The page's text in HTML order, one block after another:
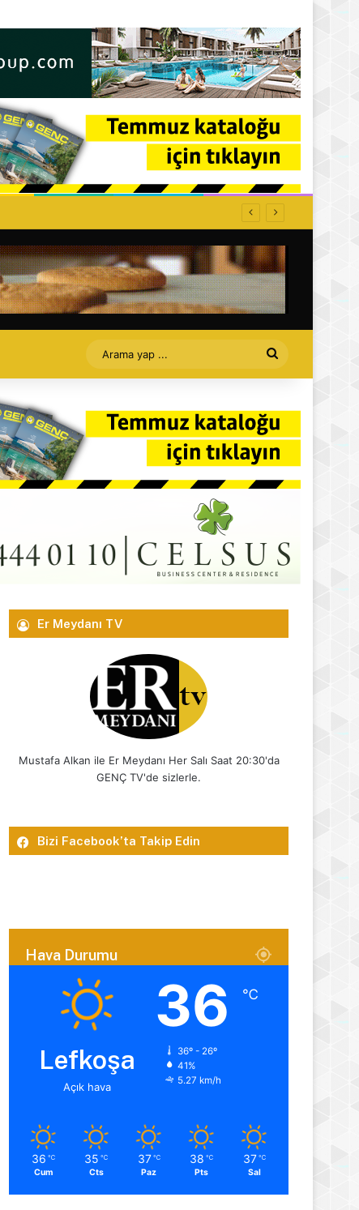
Arama
yap
...
Er Meydanı TV
Mustafa Alkan ile Er Meydanı Her Salı Saat 20:30'da
GENÇ TV'de sizlerle.
Bizi Facebook’ta Takip Edin
Hava Durumu
Lefkoşa
Açık hava
36 ℃
36º - 26º
41%
5.27 km/h
36 ℃
Cum
35 ℃
Cts
37 ℃
Paz
38 ℃
Pts
37 ℃
Sal